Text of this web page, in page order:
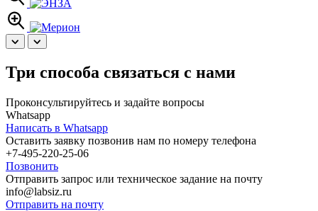
Три способа связаться с нами
Проконсультируйтесь и задайте вопросы
Whatsapp
Написать в Whatsapp
Оставить заявку позвонив нам по номеру телефона
+7-495-220-25-06
Позвонить
Отправить запрос или техническое задание на почту
info@labsiz.ru
Отправить на почту